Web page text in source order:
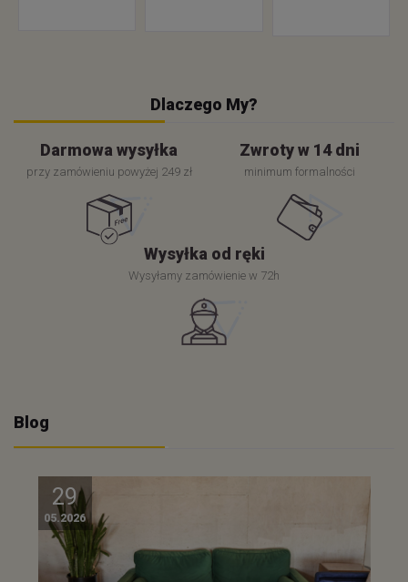
Dlaczego My?
Darmowa wysyłka
przy zamówieniu powyżej 249 zł
Zwroty w 14 dni
minimum formalności
Wysyłka od ręki
Wysyłamy zamówienie w 72h
Blog
29
05.2026